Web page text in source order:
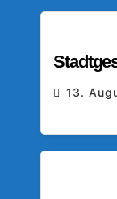
13.